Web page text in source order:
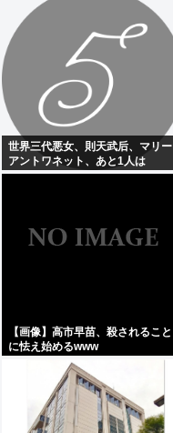
世界三代悪女、則天武后、マリー
アントワネット、あと1人は
【画像】高市早苗、殺されること
に怯え始めるwww